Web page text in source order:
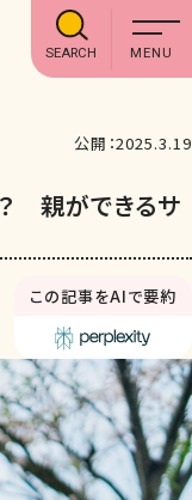
SEARCH
公開：2025.3.19
親ができるサ
この記事をAIで要約